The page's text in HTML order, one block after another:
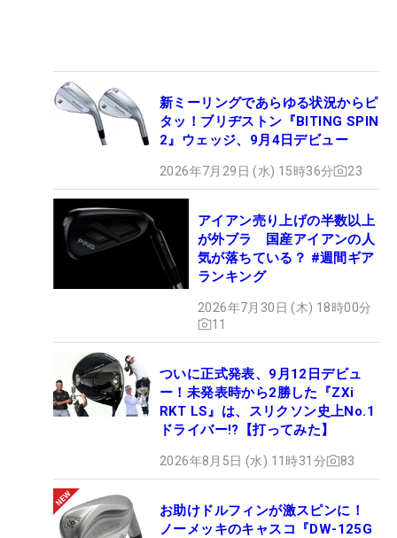
新ミーリングであらゆる状況からピ
タッ！ブリヂストン『BITING SPIN
2』ウェッジ、9月4日デビュー
2026年7月29日 (水) 15時36分 23
アイアン売り上げの半数以上
が外ブラ 国産アイアンの人
気が落ちている？ #週間ギア
ランキング
2026年7月30日 (木) 18時00分
11
ついに正式発表、9月12日デビュ
ー！未発表時から2勝した『ZXi
RKT LS』は、スリクソン史上No.1
ドライバー!?【打ってみた】
2026年8月5日 (水) 11時31分 83
お助けドルフィンが激スピンに！
ノーメッキのキャスコ『DW-125G